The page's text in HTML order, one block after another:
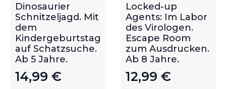
Dinosaurier
Schnitzeljagd. Mit
dem
Kindergeburtstag
auf Schatzsuche.
Ab 5 Jahre.
14,99 €
Locked-up
Agents: Im Labor
des Virologen.
Escape Room
zum Ausdrucken.
Ab 8 Jahre.
12,99 €